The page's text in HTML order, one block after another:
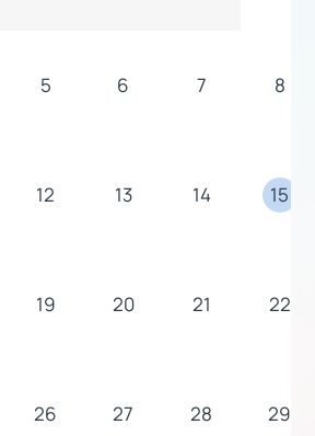
5 6 7 8
12 13 14 15
19 20 21 22
26 27 28 29